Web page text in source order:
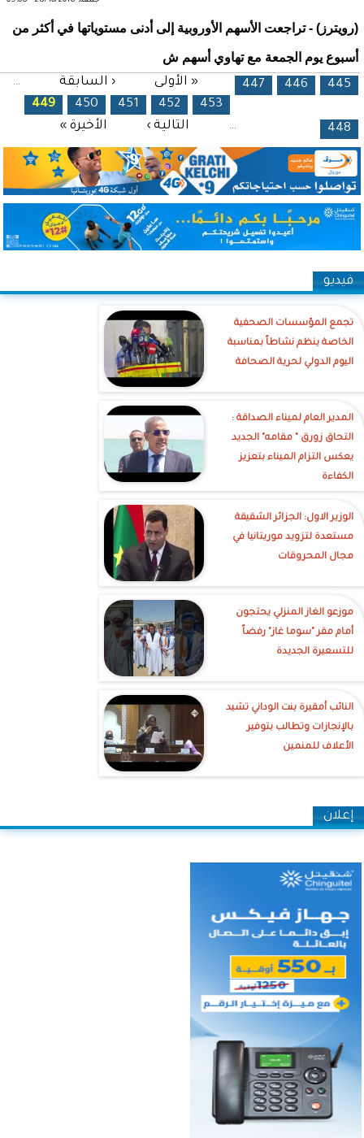
(رويترز) - تراجعت الأسهم الأوروبية إلى أدنى مستوياتها في أكثر من
أسبوع يوم الجمعة مع تهاوي أسهم ش
الصفحات
« الأولى ‹ السابقة … 445
446
447
448
449 450 451 452
453
…
التالية › الأخيرة »
فيديو
تجمع المؤسسات الصحفية
الخاصة ينظم نشاطاً بمناسبة
اليوم الدولي لحرية الصحافة
‎المدير العام لميناء الصداقة :
التحاق زورق " مقامه" الجديد
يعكس التزام الميناء بتعزيز
الكفاءة
الوزير الاول: الجزائر الشقيقة
مستعدة لتزويد موريتانيا في
مجال المحروقات
موزعو الغاز المنزلي يحتجون
أمام مقر "سوما غاز" رفضاً
للتسعيرة الجديدة
النائب أمقيرة بنت الوداني تشيد
بالإنجازات وتطالب بتوفير
الأعلاف للمنمين
إعلان